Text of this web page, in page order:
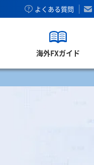
よくある質問
海外FXガイド